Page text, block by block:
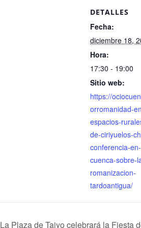
DETALLES
Fecha:
diciembre 18,
Hora:
17:30 - 19:00
Sitio web:
https://
orromanidad-
espacios-
de-ciriyuelos-
conferencia-
cuenca-sobre-
romanizacion-
tardoantigua/
La Plaza de Taiyo celebrará la Fiesta